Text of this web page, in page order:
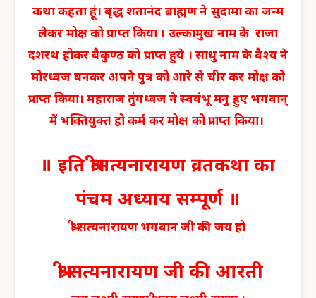
कथा कहता हूं। बृद्ध शतानंद ब्राह्मण ने सुदामा का जन्म
लेकर मोक्ष को प्राप्त किया । उल्कामुख नाम के राजा
दशरथ होकर बैकुण्ठ को प्राप्त हुये । साधु नाम के वैश्य ने
मोरध्वज बनकर अपने पुत्र को आरे से चीर कर मोक्ष को
प्राप्त किया। महाराज तुंगध्वज ने स्वयंभू मनु हुए भगवान्
में भक्तियुक्त हो कर्म कर मोक्ष को प्राप्त किया।
॥ इति श्रीसत्यनारायण व्रतकथा का
पंचम अध्याय सम्पूर्ण ॥
श्री सत्यनारायण भगवान जी की जय हो
श्री सत्यनारायण जी की आरती